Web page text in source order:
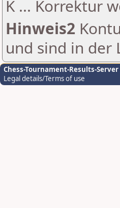
K ... Korrektur
Hinweis2
und sind in der
Chess-Tournament-Results-Server
Legal details/Terms of use